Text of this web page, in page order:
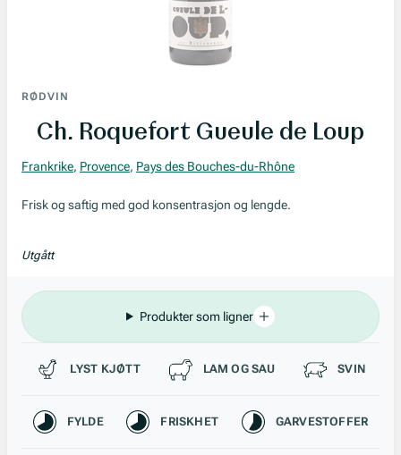
RØDVIN
Ch. Roquefort Gueule de Loup
Frankrike, Provence, Pays des Bouches-du-Rhône
Frisk og saftig med god konsentrasjon og lengde.
Utgått
Produkter som ligner
Passer til
LYST KJØTT LAM OG SAU SVIN
Karakteristikk
FYLDE FRISKHET GARVESTOFFER